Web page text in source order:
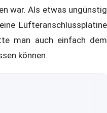
war. Als etwas ungünstig
Lüfteranschlussplatine
man auch einfach dem
können.